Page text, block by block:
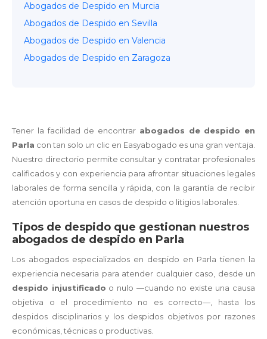
Abogados de Despido en Murcia
Abogados de Despido en Sevilla
Abogados de Despido en Valencia
Abogados de Despido en Zaragoza
Tener la facilidad de encontrar abogados de despido en
Parla con tan solo un clic en Easyabogado es una gran ventaja.
Nuestro directorio permite consultar y contratar profesionales
calificados y con experiencia para afrontar situaciones legales
laborales de forma sencilla y rápida, con la garantía de recibir
atención oportuna en casos de despido o litigios laborales.
Tipos de despido que gestionan nuestros
abogados de despido en Parla
Los abogados especializados en despido en Parla tienen la
experiencia necesaria para atender cualquier caso, desde un
despido injustificado o nulo —cuando no existe una causa
objetiva o el procedimiento no es correcto—, hasta los
despidos disciplinarios y los despidos objetivos por razones
económicas, técnicas o productivas.